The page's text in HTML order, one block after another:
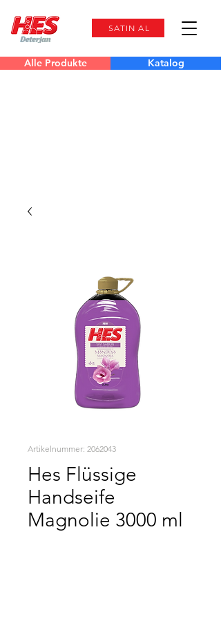
SATIN AL
Alle Produkte Katalog
Artikelnummer: 2062043
Hes Flüssige
Handseife
Magnolie 3000 ml